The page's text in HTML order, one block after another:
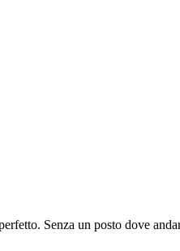
Senza un posto dove